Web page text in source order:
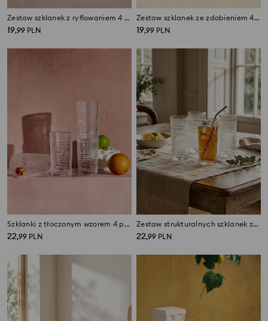
Zestaw szklanek z ryflowaniem 4 pack
19,99 PLN
Zestaw szklanek ze zdobieniem 4 pack
19,99 PLN
Szklanki z tłoczonym wzorem 4 pack
22,99 PLN
Zestaw strukturalnych szklanek ze złotą obwódką 4 pack
22,99 PLN